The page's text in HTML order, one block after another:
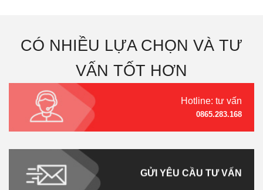
CÓ NHIỀU LỰA CHỌN VÀ TƯ
VẤN TỐT HƠN
Hotline: tư vấn
0865.283.168
GỬI YÊU CẦU TƯ VẤN